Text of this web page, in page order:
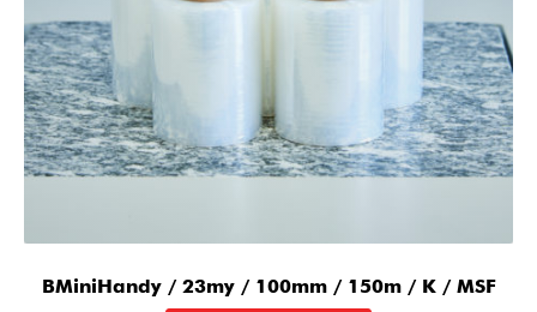
BMiniHandy / 23my / 100mm / 150m / K / MSF